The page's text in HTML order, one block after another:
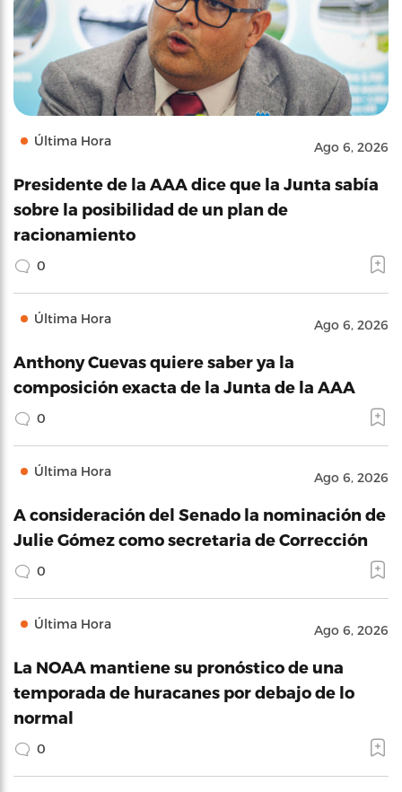
Última Hora Ago 6, 2026
Presidente de la AAA dice que la Junta sabía
sobre la posibilidad de un plan de
racionamiento
0
Última Hora Ago 6, 2026
Anthony Cuevas quiere saber ya la
composición exacta de la Junta de la AAA
0
Última Hora Ago 6, 2026
A consideración del Senado la nominación de
Julie Gómez como secretaria de Corrección
0
Última Hora Ago 6, 2026
La NOAA mantiene su pronóstico de una
temporada de huracanes por debajo de lo
normal
0